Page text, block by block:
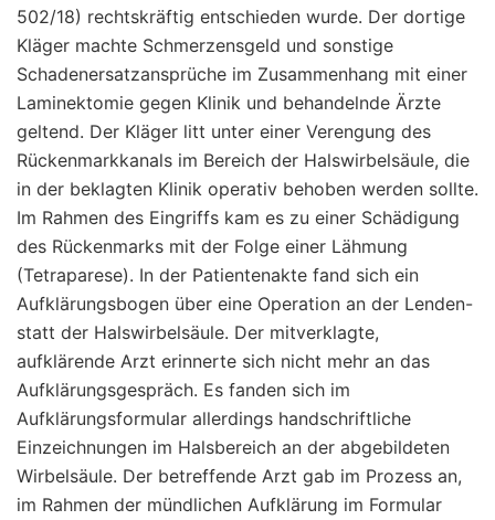
502/18) rechtskräftig entschieden wurde. Der dortige
Kläger machte Schmerzensgeld und sonstige
Schadenersatzansprüche im Zusammenhang mit einer
Laminektomie gegen Klinik und behandelnde Ärzte
geltend. Der Kläger litt unter einer Verengung des
Rückenmarkkanals im Bereich der Halswirbelsäule, die
in der beklagten Klinik operativ behoben werden sollte.
Im Rahmen des Eingriffs kam es zu einer Schädigung
des Rückenmarks mit der Folge einer Lähmung
(Tetraparese). In der Patientenakte fand sich ein
Aufklärungsbogen über eine Operation an der Lenden-
statt der Halswirbelsäule. Der mitverklagte,
aufklärende Arzt erinnerte sich nicht mehr an das
Aufklärungsgespräch. Es fanden sich im
Aufklärungsformular allerdings handschriftliche
Einzeichnungen im Halsbereich an der abgebildeten
Wirbelsäule. Der betreffende Arzt gab im Prozess an,
im Rahmen der mündlichen Aufklärung im Formular